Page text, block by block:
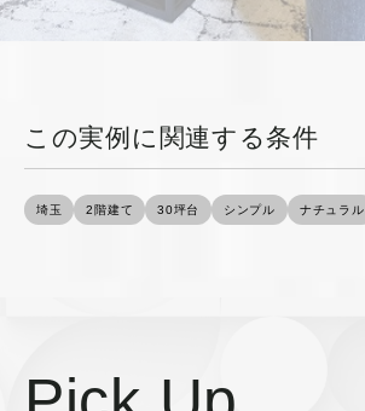
この実例に関連する条件
埼玉 2階建て 30坪台 シンプル ナチュラル